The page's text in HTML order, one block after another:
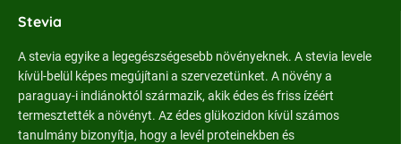
Stevia
A stevia egyike a legegészségesebb növényeknek. A stevia levele
kívül-belül képes megújítani a szervezetünket. A növény a
paraguay-i indiánoktól származik, akik édes és friss ízéért
termesztették a növényt. Az édes glükozidon kívül számos
tanulmány bizonyítja, hogy a levél proteinekben és